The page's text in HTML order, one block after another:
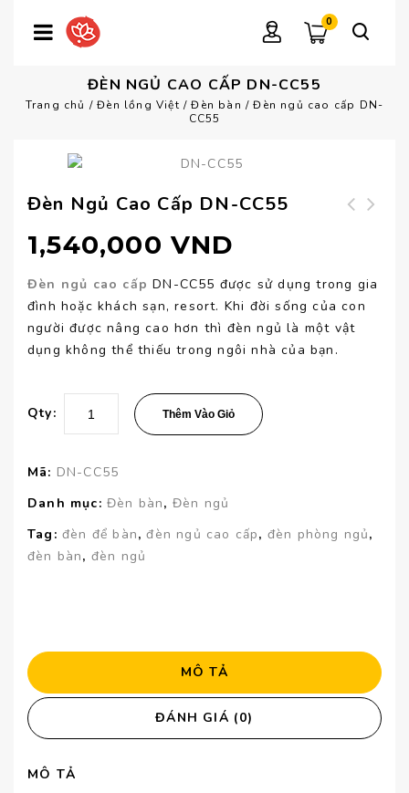
0
ĐÈN NGỦ CAO CẤP DN-CC55
Trang chủ /Đèn lồng Việt /Đèn bàn /Đèn ngủ cao cấp DN-
CC55
Đèn Ngủ Cao Cấp DN-CC55
1,540,000 VND
Đèn ngủ cao cấp DN-CC55 được sử dụng trong gia
đình hoặc khách sạn, resort. Khi đời sống của con
người được nâng cao hơn thì đèn ngủ là một vật
dụng không thể thiếu trong ngôi nhà của bạn.
Qty: Thêm Vào Giỏ
Mã: DN-CC55
Danh mục: Đèn bàn, Đèn ngủ
Tag: đèn để bàn,đèn ngủ cao cấp, đèn phòng ngủ,
đèn bàn, đèn ngủ
MÔ TẢ
ĐÁNH GIÁ (0)
MÔ TẢ